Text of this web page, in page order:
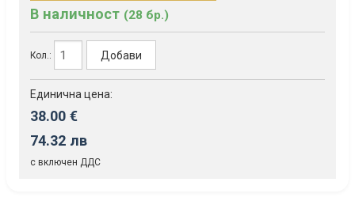
В наличност (28 бр.)
Кол.: Добави
Единична цена:
38.00 €
74.32 лв
с включен ДДС